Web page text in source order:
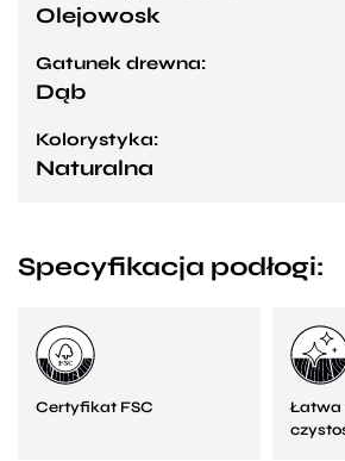
Olejowosk
Gatunek drewna:
Dąb
Kolorystyka:
Naturalna
Specyfikacja podłogi:
Certyfikat FSC
Łatwa